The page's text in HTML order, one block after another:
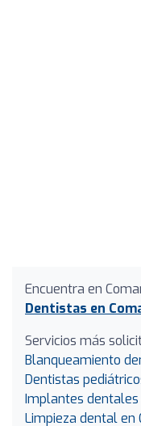
Encuentra en
Dentistas en
Servicios más
Blanqueamiento
Dentistas
Implantes dentales
Limpieza dental en